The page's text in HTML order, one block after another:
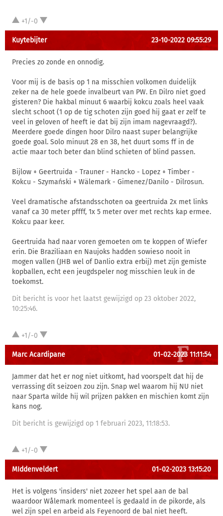
+1/-0
Kuytebijter 23-10-2022 09:55:29
Precies zo zonde en onnodig.
Voor mij is de basis op 1 na misschien volkomen duidelijk
zeker na de hele goede invalbeurt van PW. En Dilro niet goed
gisteren? Die hakbal minuut 6 waarbij kokcu zoals heel vaak
slecht schoot (1 op de tig schoten zijn goed hij gaat er zelf te
veel in geloven of heeft ie dat bij zijn imam nagevraagd?).
Meerdere goede dingen hoor Dilro naast super belangrijke
goede goal. Solo minuut 28 en 38, het duurt soms ff in de
actie maar toch beter dan blind schieten of blind passen.
Bijlow + Geertruida - Trauner - Hancko - Lopez + Timber -
Kokcu - Szymański + Wälemark - Gimenez/Danilo - Dilrosun.
Veel dramatische afstandsschoten oa geertruida 2x met links
vanaf ca 30 meter pffff, 1x 5 meter over met rechts kap ermee.
Kokcu paar keer.
Geertruida had naar voren gemoeten om te koppen of Wiefer
erin. Die Braziliaan en Naujoks hadden sowieso nooit in
mogen vallen (JHB wel of Danlio extra erbij) met zijn gemiste
kopballen, echt een jeugdspeler nog misschien leuk in de
toekomst.
Dit bericht is voor het laatst gewijzigd op 23 oktober 2022,
10:25:46.
+1/-0
Marc Acardipane 01-02-2023 11:11:54
Jammer dat het er nog niet uitkomt, had voorspelt dat hij de
verrassing dit seizoen zou zijn. Snap wel waarom hij NU niet
naar Sparta wilde hij wil prijzen pakken en mischien komt zijn
kans nog.
Dit bericht is gewijzigd op 1 februari 2023, 11:18:53.
+1/-0
MIddenveldert 01-02-2023 13:15:20
Het is volgens 'insiders' niet zozeer het spel aan de bal
waardoor Wålemark momenteel is gedaald in de pikorde, als
wel zijn spel en arbeid als Feyenoord de bal niet heeft.